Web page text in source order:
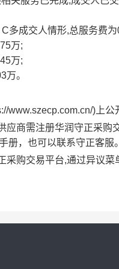
多成交人情形,总服务费为
万;
万;
万。
www.szecp.com.cn/)上公
应商需注册华润守正采购
册，也可以联系守正客服。
采购交易平台,通过异议菜